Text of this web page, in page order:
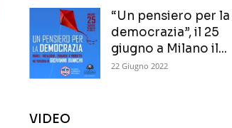
“Un pensiero per la
democrazia”, il 25
giugno a Milano il...
22 Giugno 2022
VIDEO